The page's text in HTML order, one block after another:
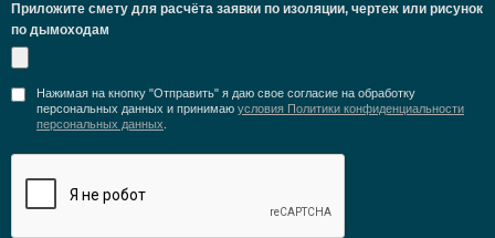
Приложите смету для расчёта заявки по изоляции, чертеж или рисунок
по дымоходам
Нажимая на кнопку "Отправить" я даю свое согласие на обработку
персональных данных и принимаю условия Политики конфиденциальности
персональных данных